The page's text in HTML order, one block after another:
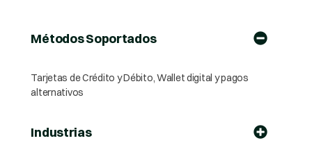
Métodos Soportados
Tarjetas de Crédito y Débito, Wallet digital y pagos
alternativos
Industrias